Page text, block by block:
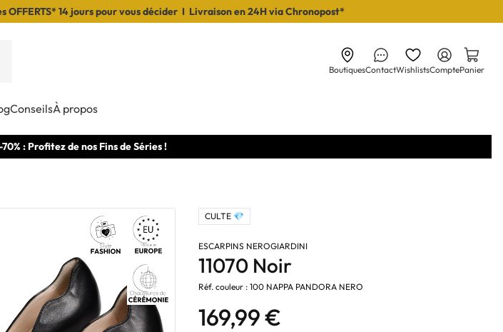
OFFERTS* 14 jours pour vous décider I Livraison en 24H via Chronopost*
BoutiquesContactWishlistsComptePanier
ConseilsÀ propos
: Profitez de nos Fins de Séries !
CULTE 💎
ESCARPINS NEROGIARDINI
11070 Noir
Réf. couleur : 100 NAPPA PANDORA NERO
169,99 €